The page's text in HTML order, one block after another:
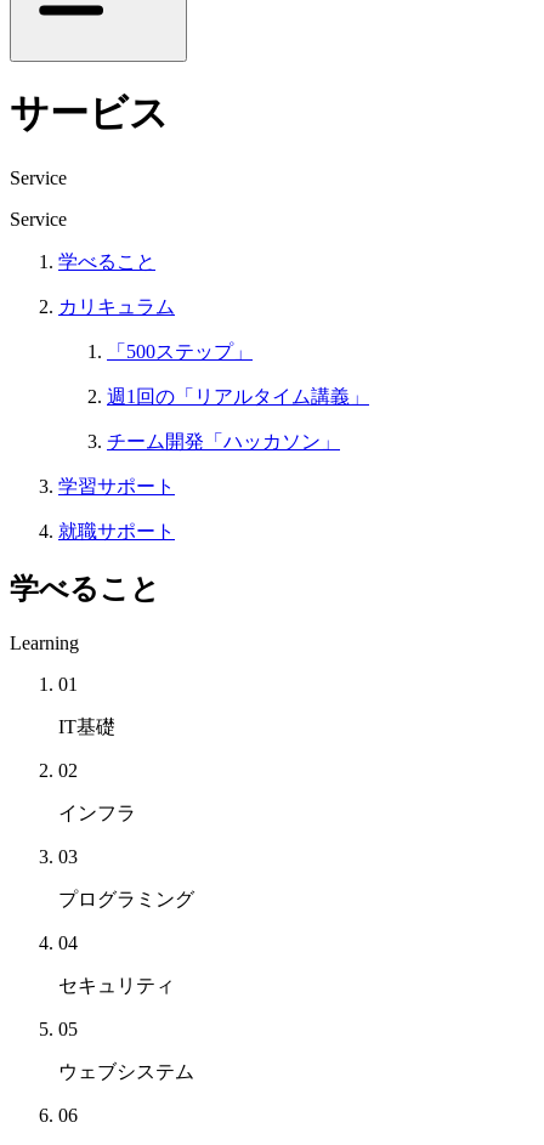
サービス
Service
Service
学べること
カリキュラム
「500ステップ」
週1回の「リアルタイム講義」
チーム開発「ハッカソン」
学習サポート
就職サポート
学べること
Learning
01
IT基礎
02
インフラ
03
プログラミング
04
セキュリティ
05
ウェブシステム
06